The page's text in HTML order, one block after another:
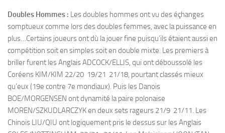
Doubles Hommes : Les doubles hommes ont vu des éçhanges
somptueux comme lors des doubles femmes, avec la puissance en
plus…Certains joueurs ont dù la jouer fine puisqu’ils étaient aussi en
compétition soit en simples soit en double mixte. Les premiers à
briller furent les Anglais ADCOCK/ELLIS, qui ont déboussolé les
Coréens KIM/KIM 22/20 19/21 21/18, pourtant classés mieux
qu’eux (19e contre 7e mondiaux). Puis les Danois
BOE/MORGENSEN ont dynamité la paire polonaise
MOREN/SZKUDLARCZYK en deux sets rageurs 21/9 21/11. Les
Chinois LIU/QIU ont logiquement pris le dessus sur les Anglais